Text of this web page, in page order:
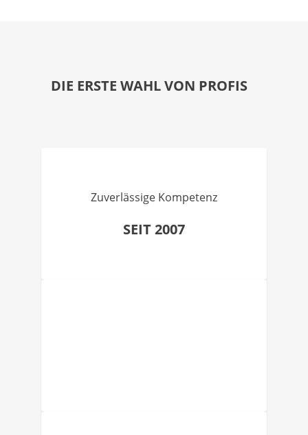
DIE ERSTE WAHL VON PROFIS
Zuverlässige Kompetenz
SEIT 2007